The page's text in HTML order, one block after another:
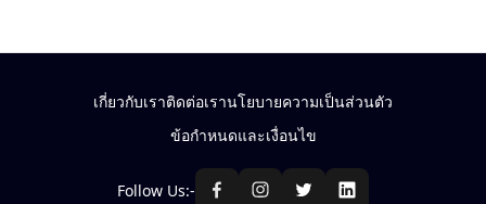
เกี่ยวกับเราติดต่อเรานโยบายความเป็นส่วนตัว
ข้อกำหนดและเงื่อนไข
Follow Us:-